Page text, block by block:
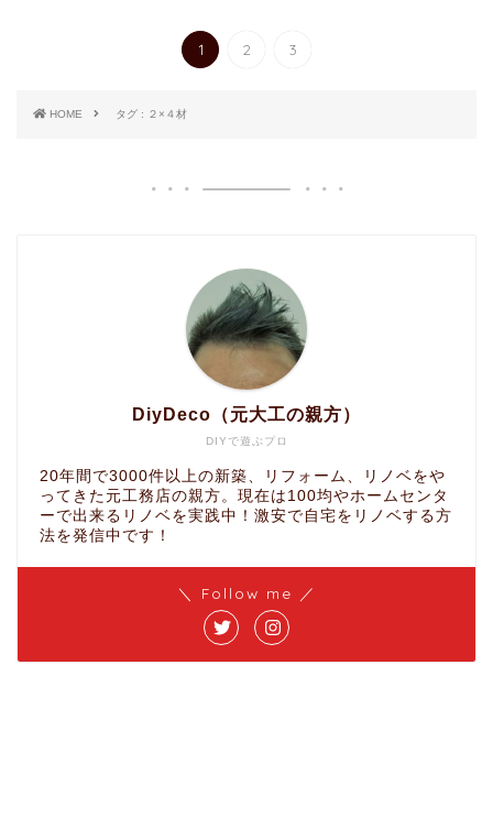
1 2 3
HOME タグ : ２×４材
DIYで遊ぶプロ
DiyDeco（元大工の親方）
20年間で3000件以上の新築、リフォーム、リノベをや
ってきた元工務店の親方。現在は100均やホームセンタ
ーで出来るリノベを実践中！激安で自宅をリノベする方
法を発信中です！
＼ Follow me ／